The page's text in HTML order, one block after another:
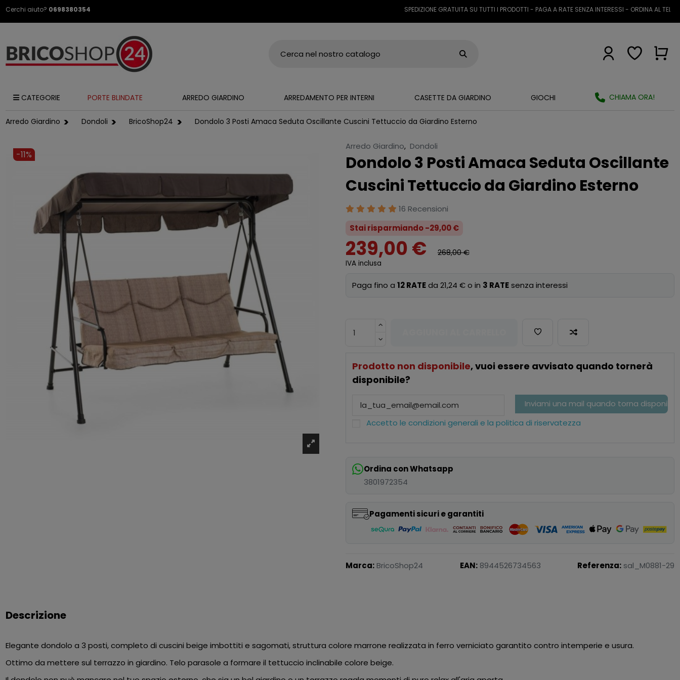
Cerchi aiuto? 0698380354 SPEDIZIONE GRATUITA SU TUTTI I PRODOTTI - PAGA A RATE SENZA INTERESSI - ORDINA AL TELEFONO O
CATEGORIE PORTE BLINDATE ARREDO GIARDINO ARREDAMENTO PER INTERNI CASETTE DA GIARDINO GIOCHI CHIAMA ORA!
Arredo Giardino Dondoli BricoShop24 Dondolo 3 Posti Amaca Seduta Oscillante Cuscini Tettuccio da Giardino Esterno
-11%
Arredo Giardino, Dondoli
Dondolo 3 Posti Amaca Seduta Oscillante
Cuscini Tettuccio da Giardino Esterno
16 Recensioni
Stai risparmiando -29,00 €
239,00 € 268,00 €
IVA inclusa
Paga fino a12 RATEda 21,24 € o in 3 RATEsenza interessi
Prodotto non disponibile, vuoi essere avvisato quando tornerà
disponibile?
Accetto le condizioni generali e la politica di riservatezza
Ordina con Whatsapp
3801972354
Pagamenti sicuri e garantiti
Marca: BricoShop24 EAN: 8944526734563 Referenza: sal_M0881-29
Descrizione
Elegante dondolo a 3 posti, completo di cuscini beige imbottiti e sagomati, struttura colore marrone realizzata in ferro verniciato garantito contro intemperie e usura.
Ottimo da mettere sul terrazzo in giardino. Telo parasole a formare il tettuccio inclinabile colore beige.